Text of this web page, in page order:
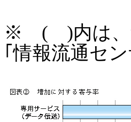
※ ( )内は、
｢情報流通セ